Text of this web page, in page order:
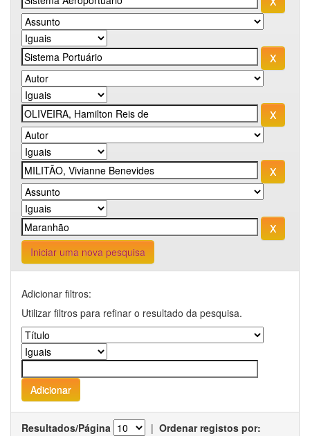
Iniciar uma nova pesquisa
Adicionar filtros:
Utilizar filtros para refinar o resultado da pesquisa.
Resultados/Página | Ordenar registos por: